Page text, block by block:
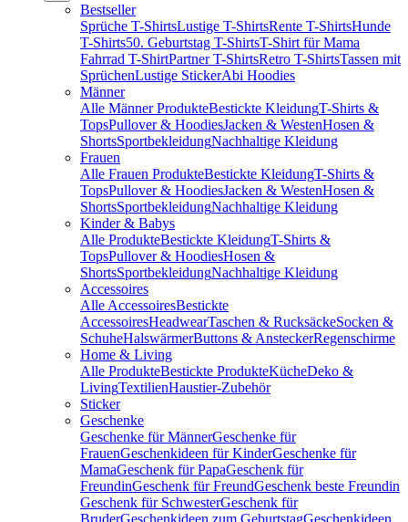
Bestseller
Sprüche T-ShirtsLustige T-ShirtsRente T-ShirtsHunde
T-Shirts50. Geburtstag T-ShirtsT-Shirt für Mama
Fahrrad T-ShirtPartner T-ShirtsRetro T-ShirtsTassen mit
SprüchenLustige StickerAbi Hoodies
Männer
Alle Männer ProdukteBestickte KleidungT-Shirts &
TopsPullover & HoodiesJacken & WestenHosen &
ShortsSportbekleidungNachhaltige Kleidung
Frauen
Alle Frauen ProdukteBestickte KleidungT-Shirts &
TopsPullover & HoodiesJacken & WestenHosen &
ShortsSportbekleidungNachhaltige Kleidung
Kinder & Babys
Alle ProdukteBestickte KleidungT-Shirts &
TopsPullover & HoodiesHosen &
ShortsSportbekleidungNachhaltige Kleidung
Accessoires
Alle AccessoiresBestickte
AccessoiresHeadwearTaschen & RucksäckeSocken &
SchuheHalswärmerButtons & AnsteckerRegenschirme
Home & Living
Alle ProdukteBestickte ProdukteKücheDeko &
LivingTextilienHaustier-Zubehör
Sticker
Geschenke
Geschenke für MännerGeschenke für
FrauenGeschenkideen für KinderGeschenke für
MamaGeschenk für PapaGeschenk für
FreundinGeschenk für FreundGeschenk beste Freundin
Geschenk für SchwesterGeschenk für
BruderGeschenkideen zum GeburtstagGeschenkideen